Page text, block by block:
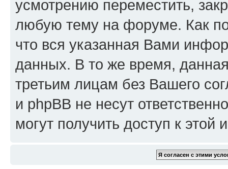
усмотрению переместить,
любую тему на форуме. Как
что вся указанная Вами
данных. В то же время,
третьим лицам без Вашего
и phpBB не несут
могут получить доступ к